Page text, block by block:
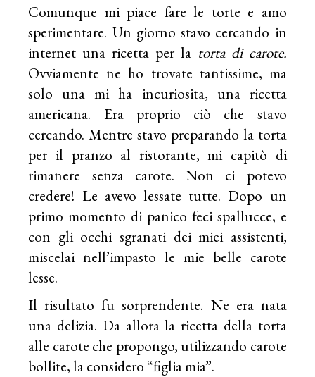
Comunque mi piace fare le torte e amo
sperimentare. Un giorno stavo cercando in
internet una ricetta per la torta di carote.
Ovviamente ne ho trovate tantissime, ma
solo una mi ha incuriosita, una ricetta
americana. Era proprio ciò che stavo
cercando. Mentre stavo preparando la torta
per il pranzo al ristorante, mi capitò di
rimanere senza carote. Non ci potevo
credere! Le avevo lessate tutte. Dopo un
primo momento di panico feci spallucce, e
con gli occhi sgranati dei miei assistenti,
miscelai nell’impasto le mie belle carote
lesse.
Il risultato fu sorprendente. Ne era nata
una delizia. Da allora la ricetta della torta
alle carote che propongo, utilizzando carote
bollite, la considero “figlia mia”.